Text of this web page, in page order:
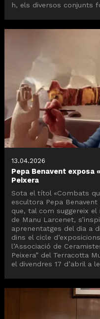
h, els diversos conjunts
13.04.2026
Pepa Benavent exposa
Peixera
Sota el títol «Combats
escultora Pepa
que, tal com suggereix
de Manu Larcenet,
aprenentatges del dia a
dins el cicle
l’Associació de
Peixera” del Terracotta
el divendres 17 d’abril a